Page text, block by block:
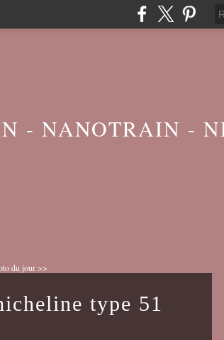
- NANOTRAIN -
du jour >>
type 51